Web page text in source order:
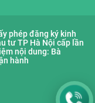
phép đăng ký kinh
tư TP Hà Nội cấp lần
nội dung: Bà
hành